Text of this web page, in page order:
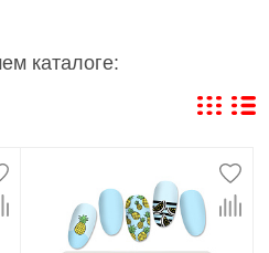
каталоге: